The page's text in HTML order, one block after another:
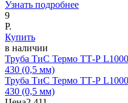
Узнать подробнее
9
Р.
Купить
в наличии
Труба ТиС Термо ТТ-Р
430 (0,5 мм)
Труба ТиС Термо ТТ-Р
430 (0,5 мм)